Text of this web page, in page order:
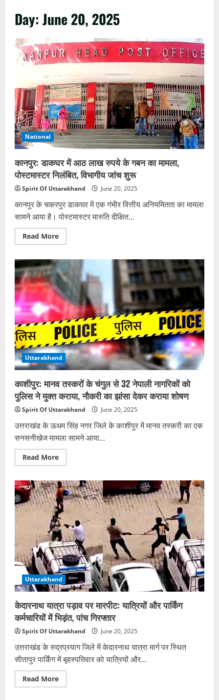
Day:June 20, 2025
National
कानपुर: डाकघर में आठ लाख रुपये के गबन का मामला,
पोस्टमास्टर निलंबित, विभागीय जांच शुरू
Spirit Of Uttarakhand June 20, 2025
कानपुर के चकरपुर डाकघर में एक गंभीर वित्तीय अनियमितता का मामला
सामने आया है। पोस्टमास्टर मारुति दीक्षित...
Read MoreRead
more
डाकघर
में
आठ
लाख
रुपये
के
गबन
का
मामला,
पोस्टमास्टर
निलंबित,
विभागीय
जांच
शुरू
Uttarakhand
काशीपुर: मानव तस्करों के चंगुल से 32 नेपाली नागरिकों को
पुलिस ने मुक्त कराया, नौकरी का झांसा देकर कराया शोषण
Spirit Of Uttarakhand June 20, 2025
उत्तराखंड के ऊधम सिंह नगर जिले के काशीपुर में मानव तस्करी का एक
सनसनीखेज मामला सामने आया...
Read MoreRead
more
मानव
तस्करों
के
चंगुल
से
32
नेपाली
नागरिकों
को
पुलिस
ने
मुक्त
कराया,
नौकरी
का
झांसा
देकर
कराया
शोषण
Uttarakhand
केदारनाथ यात्रा पड़ाव पर मारपीट: यात्रियों और पार्किंग
कर्मचारियों में भिड़ंत, पांच गिरफ्तार
Spirit Of Uttarakhand June 20, 2025
उत्तराखंड के रुद्रप्रयाग जिले में केदारनाथ यात्रा मार्ग पर स्थित
सीतापुर पार्किंग में बृहस्पतिवार को यात्रियों और...
Read MoreRead
more